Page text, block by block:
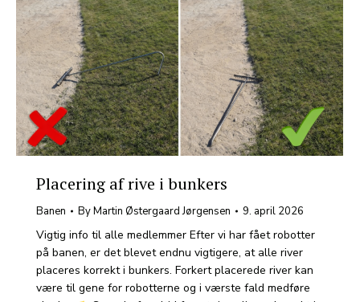
Placering af rive i bunkers
Banen ByMartin Østergaard Jørgensen 9. april 2026
Vigtig info til alle medlemmer Efter vi har fået robotter
på banen, er det blevet endnu vigtigere, at alle river
placeres korrekt i bunkers. Forkert placerede river kan
være til gene for robotterne og i værste fald medføre